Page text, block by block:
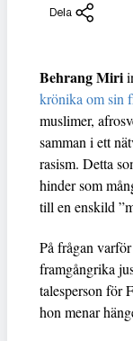
Dela
Behrang Miri
krönika om sin
muslimer,
samman i ett
rasism. Detta
hinder som
till en enskild
På frågan
framgångrika
talesperson för
hon menar